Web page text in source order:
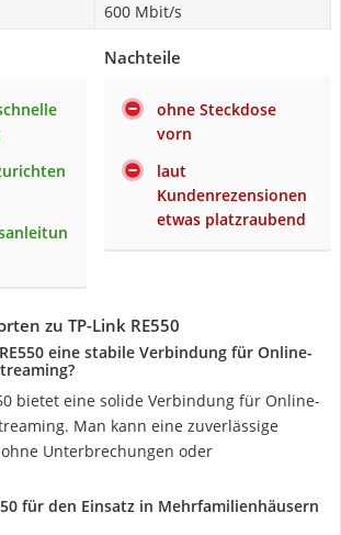
600 Mbit/s
Nachteile
ohne Steckdose
vorn
laut
Kundenrezensionen
etwas platzraubend
zu TP-Link RE550
eine stabile Verbindung für Online-
bietet eine solide Verbindung für Online-
Man kann eine zuverlässige
Unterbrechungen oder
für den Einsatz in Mehrfamilienhäusern